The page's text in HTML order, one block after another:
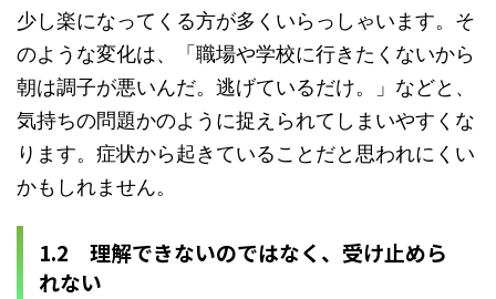
少し楽になってくる方が多くいらっしゃいます。そ
のような変化は、「職場や学校に行きたくないから
朝は調子が悪いんだ。逃げているだけ。」などと、
気持ちの問題かのように捉えられてしまいやすくな
ります。症状から起きていることだと思われにくい
かもしれません。
1.2 理解できないのではなく、受け止めら
れない